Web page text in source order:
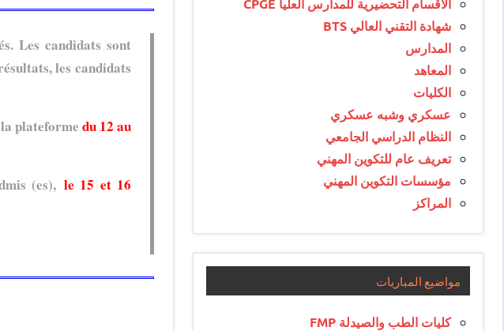
Les candidats sont
les candidats
plateforme du 12 au
(es), le 15 et 16
شهادة التقني العالي BTS
المدارس
المعاهد
الكليات
عسكري وشبه عسكري
النظام الدراسي الجامعي
تعريف عام للتكوين المهني
مؤسسات التكوين المهني
المراكز
مواضيع المباريات
كليات الطب والصيدلة FMP